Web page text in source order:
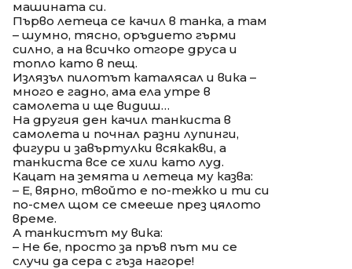
машината си.
Първо летеца се качил в танка, а там
– шумно, тясно, оръдието гърми
силно, а на всичко отгоре друса и
топло като в пещ.
Излязъл пилотът каталясал и вика –
много е гадно, ама ела утре в
самолета и ще видиш…
На другия ден качил танкиста в
самолета и почнал разни лупинги,
фигури и завъртулки всякакви, а
танкиста все се хили като луд.
Кацат на земята и летеца му казва:
– Е, вярно, твойто е по-тежко и ти си
по-смел щом се смееше през цялото
време.
А танкистът му вика:
– Не бе, просто за пръв път ми се
случи да сера с гъза нагоре!